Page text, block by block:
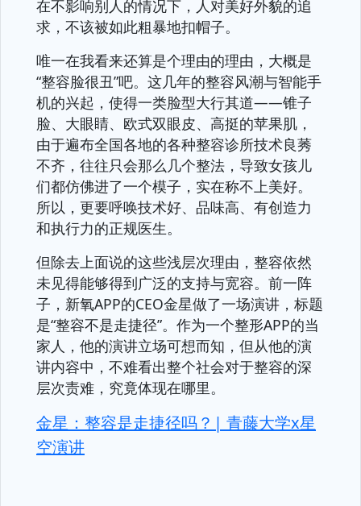
在不影响别人的情况下，人对美好外貌的追
求，不该被如此粗暴地扣帽子。
唯一在我看来还算是个理由的理由，大概是
“整容脸很丑”吧。这几年的整容风潮与智能手
机的兴起，使得一类脸型大行其道——锥子
脸、大眼睛、欧式双眼皮、高挺的苹果肌，
由于遍布全国各地的各种整容诊所技术良莠
不齐，往往只会那么几个整法，导致女孩儿
们都仿佛进了一个模子，实在称不上美好。
所以，更要呼唤技术好、品味高、有创造力
和执行力的正规医生。
但除去上面说的这些浅层次理由，整容依然
未见得能够得到广泛的支持与宽容。前一阵
子，新氧APP的CEO金星做了一场演讲，标题
是“整容不是走捷径”。作为一个整形APP的当
家人，他的演讲立场可想而知，但从他的演
讲内容中，不难看出整个社会对于整容的深
层次责难，究竟体现在哪里。
金星：整容是走捷径吗？| 青藤大学x星
空演讲